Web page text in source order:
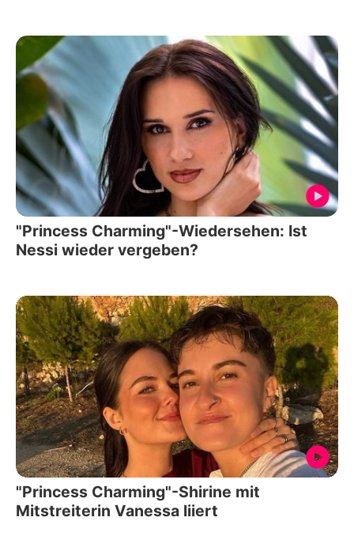
"Princess Charming"-Wiedersehen: Ist
Nessi wieder vergeben?
"Princess Charming"-Shirine mit
Mitstreiterin Vanessa liiert